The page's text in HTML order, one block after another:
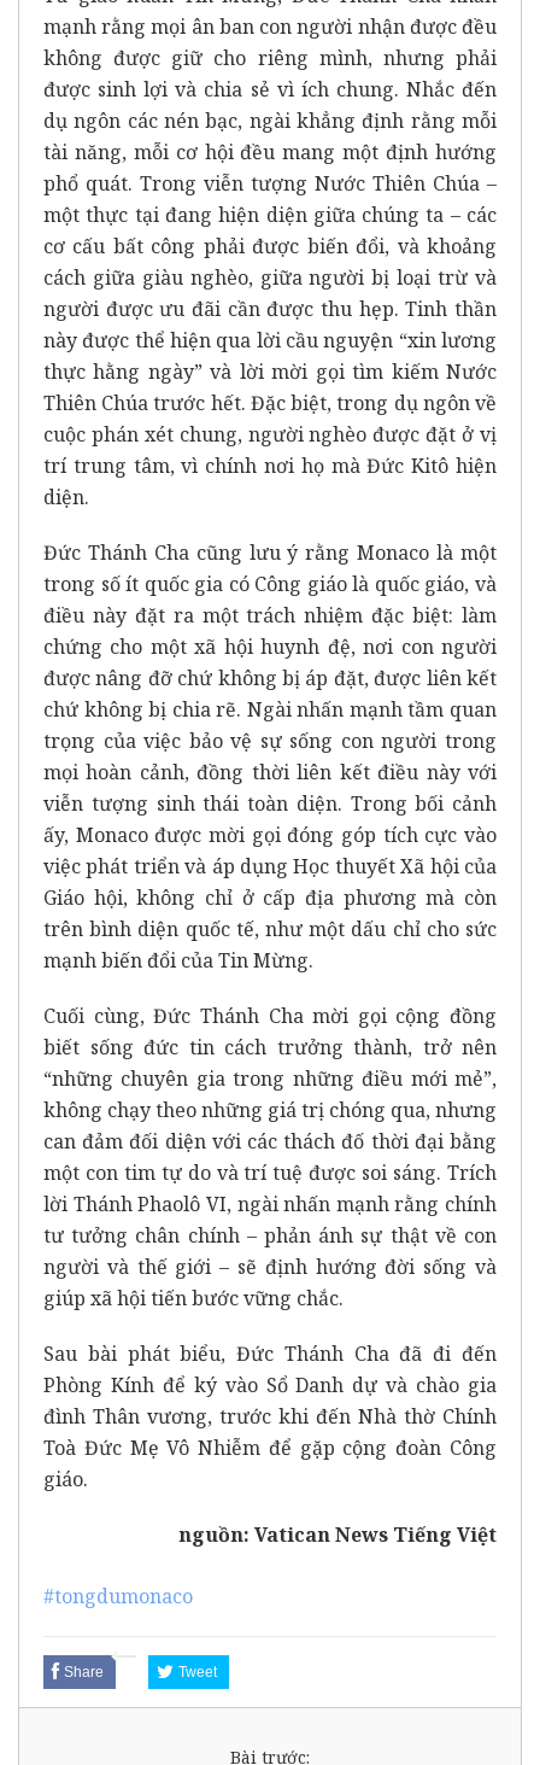
mạnh rằng mọi ân ban con người nhận được đều
không được giữ cho riêng mình, nhưng phải
được sinh lợi và chia sẻ vì ích chung. Nhắc đến
dụ ngôn các nén bạc, ngài khẳng định rằng mỗi
tài năng, mỗi cơ hội đều mang một định hướng
phổ quát. Trong viễn tượng Nước Thiên Chúa –
một thực tại đang hiện diện giữa chúng ta – các
cơ cấu bất công phải được biến đổi, và khoảng
cách giữa giàu nghèo, giữa người bị loại trừ và
người được ưu đãi cần được thu hẹp. Tinh thần
này được thể hiện qua lời cầu nguyện “xin lương
thực hằng ngày” và lời mời gọi tìm kiếm Nước
Thiên Chúa trước hết. Đặc biệt, trong dụ ngôn về
cuộc phán xét chung, người nghèo được đặt ở vị
trí trung tâm, vì chính nơi họ mà Đức Kitô hiện
diện.
Đức Thánh Cha cũng lưu ý rằng Monaco là một
trong số ít quốc gia có Công giáo là quốc giáo, và
điều này đặt ra một trách nhiệm đặc biệt: làm
chứng cho một xã hội huynh đệ, nơi con người
được nâng đỡ chứ không bị áp đặt, được liên kết
chứ không bị chia rẽ. Ngài nhấn mạnh tầm quan
trọng của việc bảo vệ sự sống con người trong
mọi hoàn cảnh, đồng thời liên kết điều này với
viễn tượng sinh thái toàn diện. Trong bối cảnh
ấy, Monaco được mời gọi đóng góp tích cực vào
việc phát triển và áp dụng Học thuyết Xã hội của
Giáo hội, không chỉ ở cấp địa phương mà còn
trên bình diện quốc tế, như một dấu chỉ cho sức
mạnh biến đổi của Tin Mừng.
Cuối cùng, Đức Thánh Cha mời gọi cộng đồng
biết sống đức tin cách trưởng thành, trở nên
“những chuyên gia trong những điều mới mẻ”,
không chạy theo những giá trị chóng qua, nhưng
can đảm đối diện với các thách đố thời đại bằng
một con tim tự do và trí tuệ được soi sáng. Trích
lời Thánh Phaolô VI, ngài nhấn mạnh rằng chính
tư tưởng chân chính – phản ánh sự thật về con
người và thế giới – sẽ định hướng đời sống và
giúp xã hội tiến bước vững chắc.
Sau bài phát biểu, Đức Thánh Cha đã đi đến
Phòng Kính để ký vào Sổ Danh dự và chào gia
đình Thân vương, trước khi đến Nhà thờ Chính
Toà Đức Mẹ Vô Nhiễm để gặp cộng đoàn Công
giáo.
nguồn: Vatican News Tiếng Việt
#tongdumonaco
Share Tweet
Bài trước: